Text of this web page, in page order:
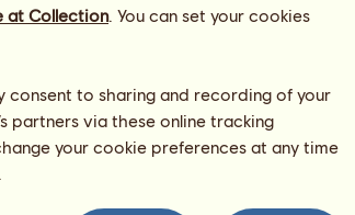
zawodach cuttingowych
zawodach reining
at Collection. You can set your cookies
consent to sharing and recording of your
partners via these online tracking
your cookie preferences at any time